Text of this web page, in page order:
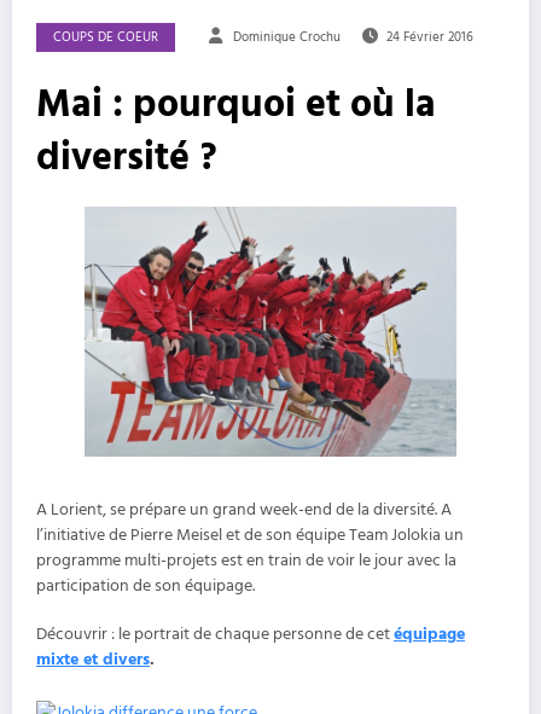
COUPS DE COEUR Dominique Crochu 24 Février 2016
Mai : pourquoi et où la
diversité ?
A Lorient, se prépare un grand week-end de la diversité. A
l’initiative de Pierre Meisel et de son équipe Team Jolokia un
programme multi-projets est en train de voir le jour avec la
participation de son équipage.
Découvrir : le portrait de chaque personne de cetéquipage
mixte et divers.